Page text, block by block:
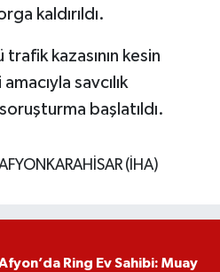
kaldırıldı.
kazasının kesin
savcılık
başlatıldı.
(İHA)
Ring Ev Sahibi: Muay